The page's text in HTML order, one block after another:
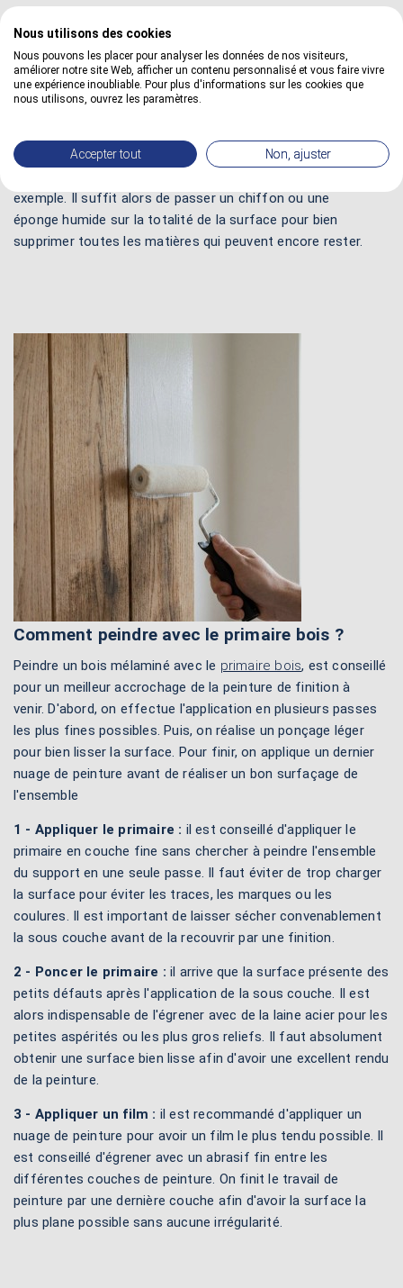
les petits défauts ou même les plus grosses aspérités. On
peut aussi employer un meuleuse équipée d'un disque abrasif
adapté pour travailler plus facilement si les surfaces sont
plus grandes.
les dépôts résiduels qui sont dus au ponçage du mélaminé. Il
exemple. Il suffit alors de passer un chiffon ou une
éponge humide sur la totalité de la surface pour bien
supprimer toutes les matières qui peuvent encore rester.
Comment peindre avec le primaire bois ?
Peindre un bois mélaminé avec le primaire bois, est conseillé
pour un meilleur accrochage de la peinture de finition à
venir. D'abord, on effectue l'application en plusieurs passes
les plus fines possibles. Puis, on réalise un ponçage léger
pour bien lisser la surface. Pour finir, on applique un dernier
nuage de peinture avant de réaliser un bon surfaçage de
l'ensemble
1 - Appliquer le primaire : il est conseillé d'appliquer le
primaire en couche fine sans chercher à peindre l'ensemble
du support en une seule passe. Il faut éviter de trop charger
la surface pour éviter les traces, les marques ou les
coulures. Il est important de laisser sécher convenablement
la sous couche avant de la recouvrir par une finition.
2 - Poncer le primaire : il arrive que la surface présente des
petits défauts après l'application de la sous couche. Il est
alors indispensable de l'égrener avec de la laine acier pour les
petites aspérités ou les plus gros reliefs. Il faut absolument
obtenir une surface bien lisse afin d'avoir une excellent rendu
de la peinture.
3 - Appliquer un film : il est recommandé d'appliquer un
nuage de peinture pour avoir un film le plus tendu possible. Il
est conseillé d'égrener avec un abrasif fin entre les
différentes couches de peinture. On finit le travail de
peinture par une dernière couche afin d'avoir la surface la
plus plane possible sans aucune irrégularité.
Nous utilisons des cookies
Nous pouvons les placer pour analyser les données de nos visiteurs,
améliorer notre site Web, afficher un contenu personnalisé et vous faire vivre
une expérience inoubliable. Pour plus d'informations sur les cookies que
nous utilisons, ouvrez les paramètres.
Accepter tout Non, ajuster